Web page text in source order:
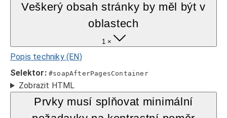
Veškerý obsah stránky by měl být v
oblastech
1 ×
Popis techniky (EN)
Selektor: #soapAfterPagesContainer
Zobrazit HTML
Prvky musí splňovat minimální